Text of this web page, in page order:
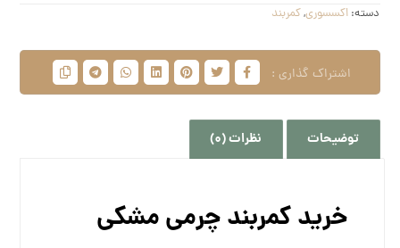
دسته:اکسسوری,کمربند
توضیحات نظرات (0)
خرید کمربند چرمی مشکی